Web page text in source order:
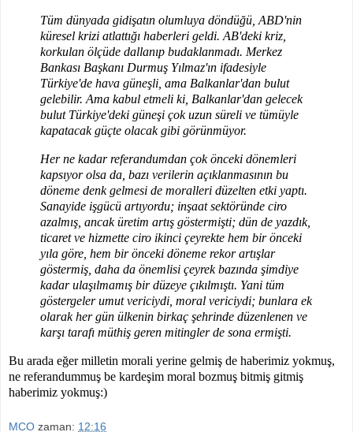
Tüm dünyada gidişatın olumluya döndüğü, ABD'nin
küresel krizi atlattığı haberleri geldi. AB'deki kriz,
korkulan ölçüde dallanıp budaklanmadı. Merkez
Bankası Başkanı Durmuş Yılmaz'ın ifadesiyle
Türkiye'de hava güneşli, ama Balkanlar'dan bulut
gelebilir. Ama kabul etmeli ki, Balkanlar'dan gelecek
bulut Türkiye'deki güneşi çok uzun süreli ve tümüyle
kapatacak güçte olacak gibi görünmüyor.
Her ne kadar referandumdan çok önceki dönemleri
kapsıyor olsa da, bazı verilerin açıklanmasının bu
döneme denk gelmesi de moralleri düzelten etki yaptı.
Sanayide işgücü artıyordu; inşaat sektöründe ciro
azalmış, ancak üretim artış göstermişti; dün de yazdık,
ticaret ve hizmette ciro ikinci çeyrekte hem bir önceki
yıla göre, hem bir önceki döneme rekor artışlar
göstermiş, daha da önemlisi çeyrek bazında şimdiye
kadar ulaşılmamış bir düzeye çıkılmıştı. Yani tüm
göstergeler umut vericiydi, moral vericiydi; bunlara ek
olarak her gün ülkenin birkaç şehrinde düzenlenen ve
karşı tarafı müthiş geren mitingler de sona ermişti.
Bu arada eğer milletin morali yerine gelmiş de haberimiz yokmuş,
ne referandummuş be kardeşim moral bozmuş bitmiş gitmiş
haberimiz yokmuş:)
MCO zaman: 12:16